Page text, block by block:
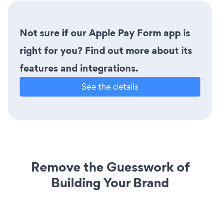
Not sure if our Apple Pay Form app is
right for you? Find out more about its
features and integrations.
See the details
Remove the Guesswork of
Building Your Brand